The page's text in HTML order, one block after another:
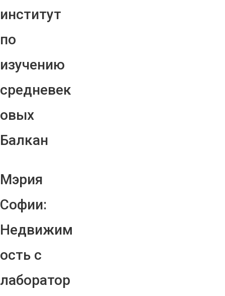
институт
по
изучению
средневек
овых
Балкан
Мэрия
Софии:
Недвижим
ость с
лаборатор